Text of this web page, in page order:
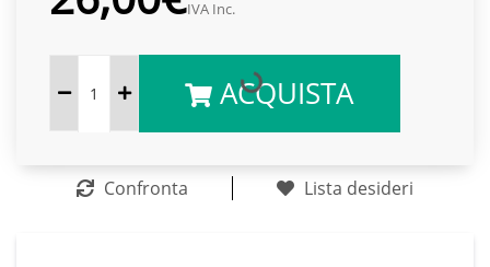
IVA Inc.
ACQUISTA
Confronta Lista desideri